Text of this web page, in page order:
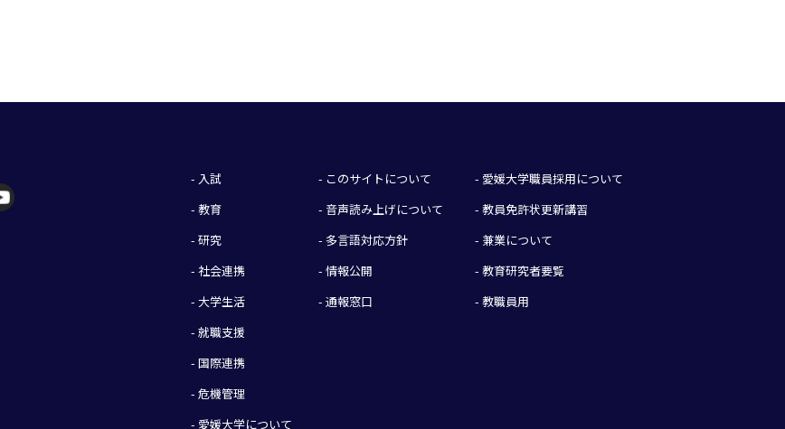
- 入試
- 教育
- 研究
- 社会連携
- 大学生活
- 就職支援
- 国際連携
- 危機管理
- 愛媛大学について
- このサイトについて
- 音声読み上げについて
- 多言語対応方針
- 情報公開
- 通報窓口
- 愛媛大学職員採用について
- 教員免許状更新講習
- 兼業について
- 教育研究者要覧
- 教職員用